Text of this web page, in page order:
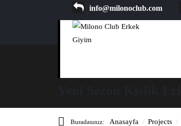
info@milonoclub.com
Buradasınız: Anasayfa Projects